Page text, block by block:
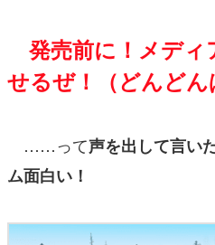
発売前に！メデ
せるぜ！（どんどん
……って声を出して言い
ム面白い！